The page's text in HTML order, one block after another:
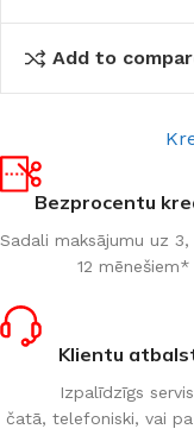
Add to
Bezprocentu
Sadali maksājumu uz
12 mēnešiem*
Klientu
Izpalīdzīgs
čatā, telefoniski, vai